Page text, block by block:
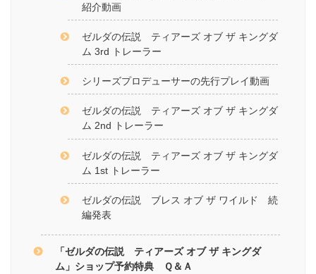
紹介動画
ゼルダの伝説 ティアーズ オブ ザ キングダ
ム 3rd トレーラー
シリーズプロデューサーの先行プレイ動画
ゼルダの伝説 ティアーズ オブ ザ キングダ
ム 2nd トレーラー
ゼルダの伝説 ティアーズ オブ ザ キングダ
ム 1st トレーラー
ゼルダの伝説 ブレス オブ ザ ワイルド 続
編発表
「ゼルダの伝説 ティアーズ オブ ザ キングダ
ム」ショップ予約特典 Ｑ＆Ａ